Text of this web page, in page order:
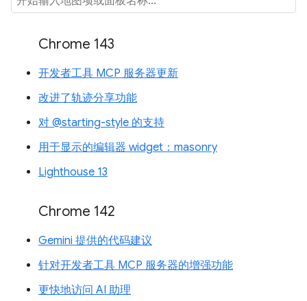
Chrome 143
开发者工具 MCP 服务器更新
改进了轨迹分享功能
对 @starting-style 的支持
用于显示的编辑器 widget：masonry
Lighthouse 13
Chrome 142
Gemini 提供的代码建议
针对开发者工具 MCP 服务器的增强功能
更快地访问 AI 助理